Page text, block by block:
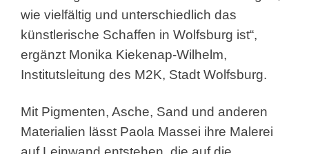
wie vielfältig und unterschiedlich das
künstlerische Schaffen in Wolfsburg ist“,
ergänzt Monika Kiekenap-Wilhelm,
Institutsleitung des M2K, Stadt Wolfsburg.
Mit Pigmenten, Asche, Sand und anderen
Materialien lässt Paola Massei ihre Malerei